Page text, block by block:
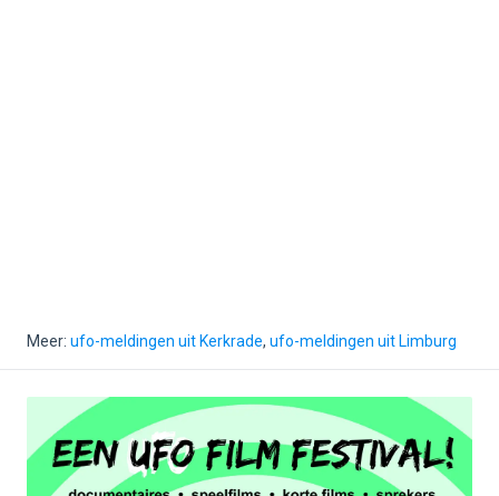
Meer: ufo-meldingen uit Kerkrade, ufo-meldingen uit Limburg